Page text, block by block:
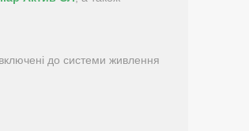
до системи живлення